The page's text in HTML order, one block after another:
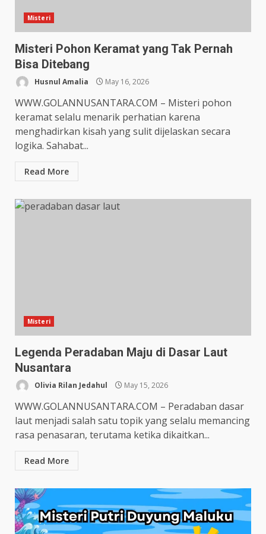
Misteri
Misteri Pohon Keramat yang Tak Pernah
Bisa Ditebang
Husnul Amalia May 16, 2026
WWW.GOLANNUSANTARA.COM – Misteri pohon
keramat selalu menarik perhatian karena
menghadirkan kisah yang sulit dijelaskan secara
logika. Sahabat...
Read More
Misteri
Legenda Peradaban Maju di Dasar Laut
Nusantara
Olivia Rilan Jedahul May 15, 2026
WWW.GOLANNUSANTARA.COM – Peradaban dasar
laut menjadi salah satu topik yang selalu memancing
rasa penasaran, terutama ketika dikaitkan...
Read More